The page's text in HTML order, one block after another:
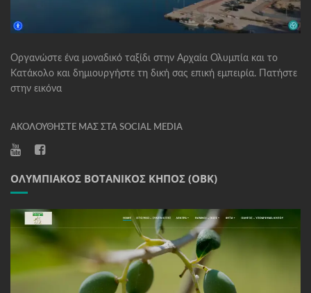
Οργανώστε ένα μοναδικό ταξίδι στην Αρχαία Ολυμπία και το
Κατάκολο και δημιουργήστε τη δική σας επική εμπειρία. Πατήστε
στην εικόνα
ΑΚΟΛΟΥΘΉΣΤΕ ΜΑΣ ΣΤΑ SOCIAL MEDIA
ΟΛΥΜΠΙΑΚΌΣ ΒΟΤΑΝΙΚΌΣ ΚΉΠΟΣ (ΟΒΚ)